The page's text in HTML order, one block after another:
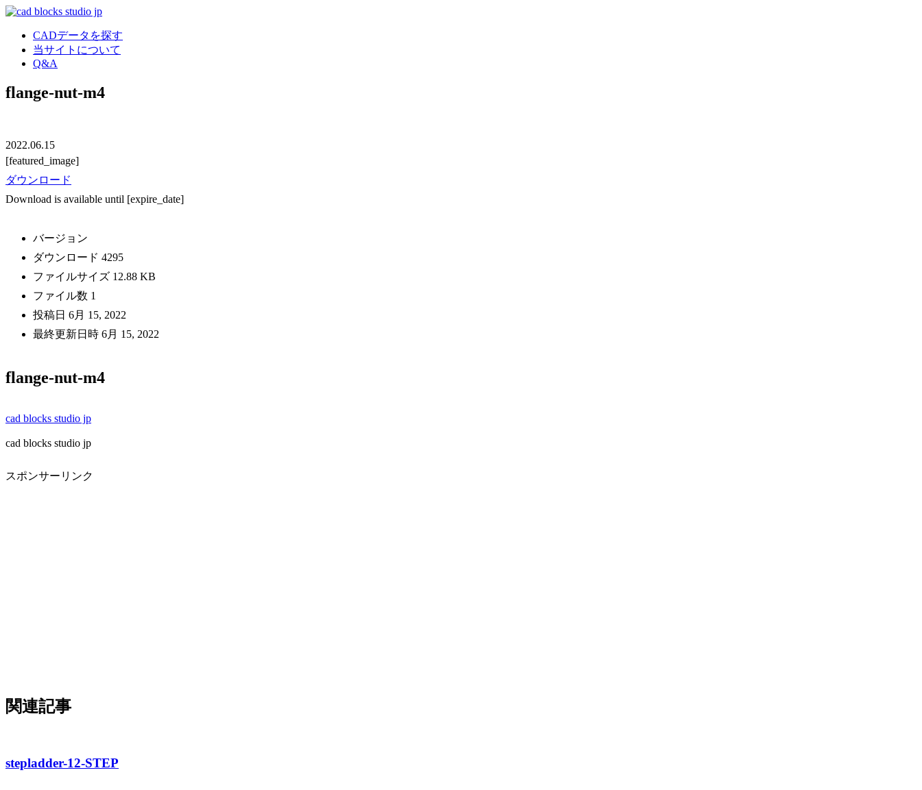
CADデータを探す
当サイトについて
Q&A
flange-nut-m4
2022.06.15
[featured_image]
ダウンロード
Download is available until [expire_date]
バージョン
ダウンロード 4295
ファイルサイズ 12.88 KB
ファイル数 1
投稿日 6月 15, 2022
最終更新日時 6月 15, 2022
flange-nut-m4
cad blocks studio jp
cad blocks studio jp
スポンサーリンク
関連記事
stepladder-12-STEP